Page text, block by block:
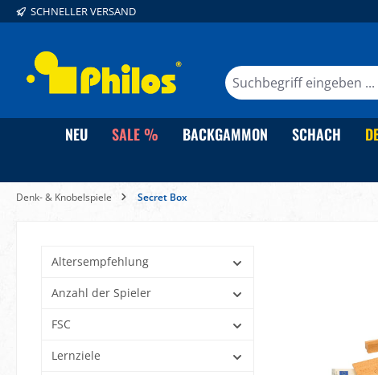
Zur Hauptnavigation springen
SCHNELLER VERSAND
NEU SALE % BACKGAMMON SCHACH
Denk- & Knobelspiele Secret Box
Altersempfehlung
Anzahl der Spieler
FSC
Lernziele